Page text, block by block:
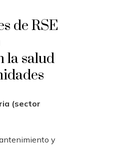
de RSE
la salud
(sector
y